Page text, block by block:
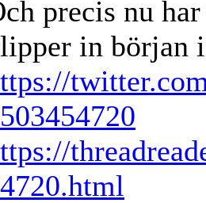
precis nu
in början